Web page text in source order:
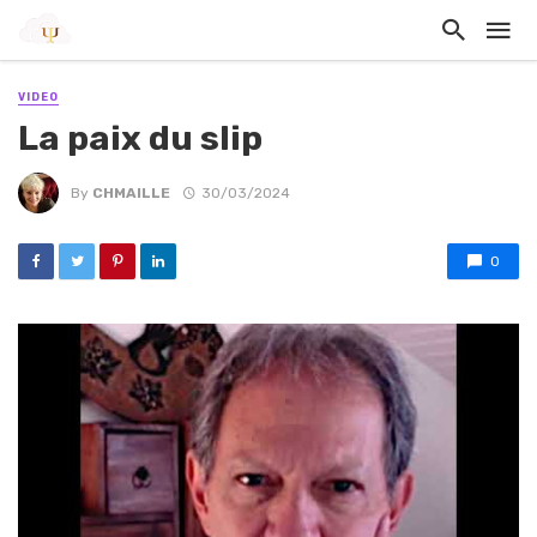
VIDEO
La paix du slip
By CHMAILLE 30/03/2024
0